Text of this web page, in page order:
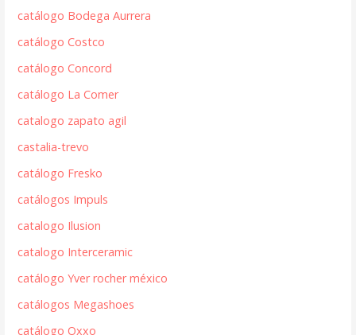
catálogo Bodega Aurrera
catálogo Costco
catálogo Concord
catálogo La Comer
catalogo zapato agil
castalia-trevo
catálogo Fresko
catálogos Impuls
catalogo Ilusion
catalogo Interceramic
catálogo Yver rocher méxico
catálogos Megashoes
catálogo Oxxo